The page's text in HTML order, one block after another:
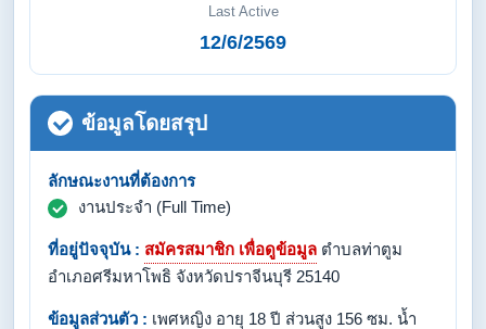
Last Active
12/6/2569
ข้อมูลโดยสรุป
ลักษณะงานที่ต้องการ
งานประจำ (Full Time)
ที่อยู่ปัจจุบัน : สมัครสมาชิก เพื่อดูข้อมูล ตำบลท่าตูม
อำเภอศรีมหาโพธิ จังหวัดปราจีนบุรี 25140
ข้อมูลส่วนตัว : เพศหญิง อายุ 18 ปี ส่วนสูง 156 ซม. น้ำ